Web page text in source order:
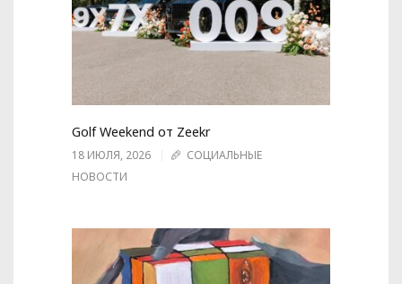
Golf Weekend от Zeekr
18 ИЮЛЯ, 2026
СОЦИАЛЬНЫЕ
НОВОСТИ